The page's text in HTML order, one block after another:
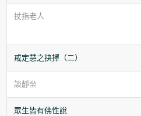
扙指老人
戒定慧之抉擇（二）
談靜坐
眾生皆有佛性說